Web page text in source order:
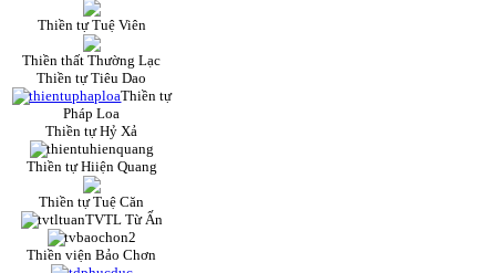
Thiền tự Tuệ Viên
Thiền thất Thường Lạc
Thiền tự Tiêu Dao
Thiền tự
Pháp Loa
Thiền tự Hỷ Xả
Thiền tự Hiiện Quang
Thiền tự Tuệ Căn
TVTL Từ Ấn
Thiền viện Bảo Chơn